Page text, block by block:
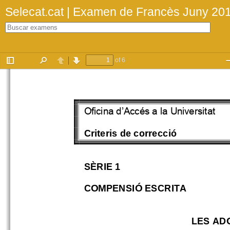
Selecat.cat | Examen de Francès Juny